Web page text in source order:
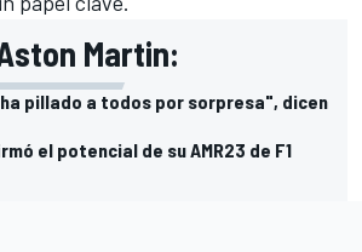
Martin:
pillado a todos por sorpresa", dicen
el potencial de su AMR23 de F1